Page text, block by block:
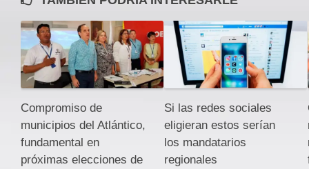
Compromiso de
municipios del Atlántico,
fundamental en
próximas elecciones de
Si las redes sociales
eligieran estos serían
los mandatarios
regionales